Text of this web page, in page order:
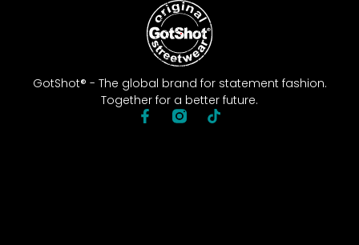
GotShot® - The global brand for statement fashion.
Together for a better future.